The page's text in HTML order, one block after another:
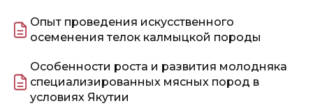
Опыт проведения искусственного
осеменения телок калмыцкой породы
Особенности роста и развития молодняка
специализированных мясных пород в
условиях Якутии